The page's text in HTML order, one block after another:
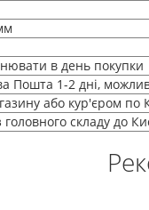
в день покупки
Пошта 1-2 дні,
або кур'єром по
складу до